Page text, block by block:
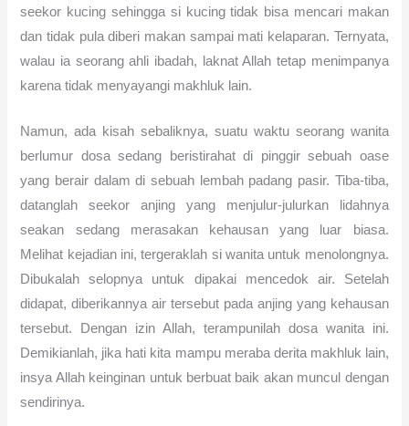
seekor kucing sehingga si kucing tidak bisa mencari makan
dan tidak pula diberi makan sampai mati kelaparan. Ternyata,
walau ia seorang ahli ibadah, laknat Allah tetap menimpanya
karena tidak menyayangi makhluk lain.
Namun, ada kisah sebaliknya, suatu waktu seorang wanita
berlumur dosa sedang beristirahat di pinggir sebuah oase
yang berair dalam di sebuah lembah padang pasir. Tiba-tiba,
datanglah seekor anjing yang menjulur-julurkan lidahnya
seakan sedang merasakan kehausan yang luar biasa.
Melihat kejadian ini, tergeraklah si wanita untuk menolongnya.
Dibukalah selopnya untuk dipakai mencedok air. Setelah
didapat, diberikannya air tersebut pada anjing yang kehausan
tersebut. Dengan izin Allah, terampunilah dosa wanita ini.
Demikianlah, jika hati kita mampu meraba derita makhluk lain,
insya Allah keinginan untuk berbuat baik akan muncul dengan
sendirinya.